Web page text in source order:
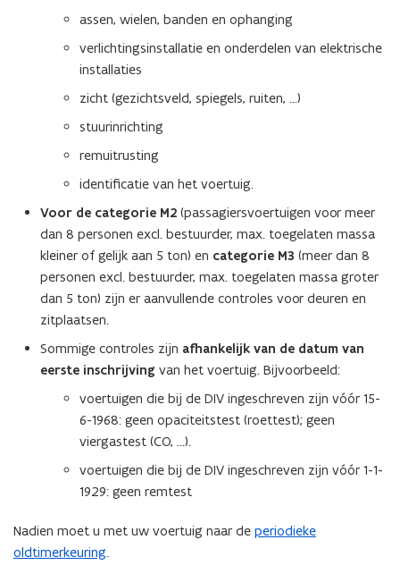
assen, wielen, banden en ophanging
verlichtingsinstallatie en onderdelen van elektrische
installaties
zicht (gezichtsveld, spiegels, ruiten, ...)
stuurinrichting
remuitrusting
identificatie van het voertuig.
Voor de categorie M2 (passagiersvoertuigen voor meer
dan 8 personen excl. bestuurder, max. toegelaten massa
kleiner of gelijk aan 5 ton) en categorie M3 (meer dan 8
personen excl. bestuurder, max. toegelaten massa groter
dan 5 ton) zijn er aanvullende controles voor deuren en
zitplaatsen.
Sommige controles zijn afhankelijk van de datum van
eerste inschrijving van het voertuig. Bijvoorbeeld:
voertuigen die bij de DIV ingeschreven zijn vóór 15-
6-1968: geen opaciteitstest (roettest); geen
viergastest (CO, ...).
voertuigen die bij de DIV ingeschreven zijn vóór 1-1-
1929: geen remtest
Nadien moet u met uw voertuig naar de periodieke
oldtimerkeuring.